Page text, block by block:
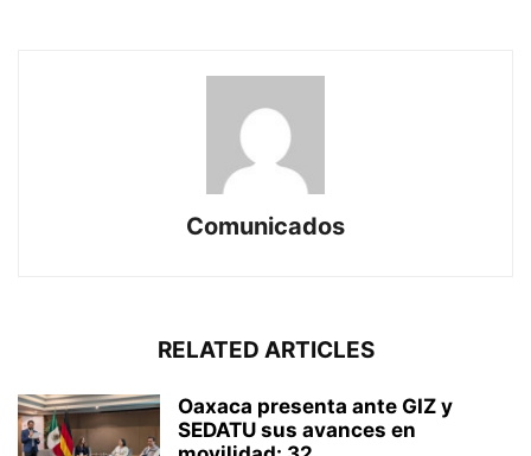
Comunicados
RELATED ARTICLES
Oaxaca presenta ante GIZ y
SEDATU sus avances en